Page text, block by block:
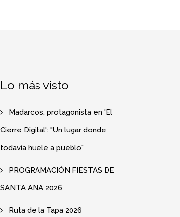
Lo más visto
Madarcos, protagonista en 'El
Cierre Digital': "Un lugar donde
todavía huele a pueblo"
PROGRAMACIÓN FIESTAS DE
SANTA ANA 2026
Ruta de la Tapa 2026